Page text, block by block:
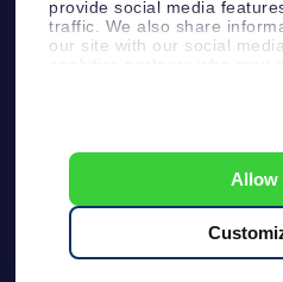
provide social media
traffic. We also share
our site with our social
information that you’ve
Allow
Fly me to the stars VR 앱
별자리
고객 서비스:
일반 사용 약관